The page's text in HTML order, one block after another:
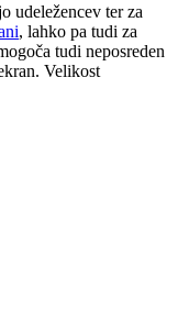
udeležencev ter za
, lahko pa tudi za
tudi neposreden
Velikost